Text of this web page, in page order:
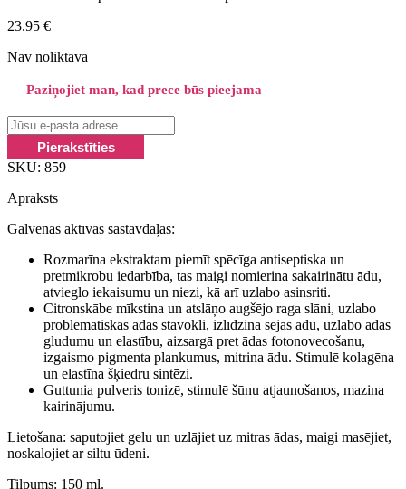
23.95 €
Nav noliktavā
Paziņojiet man, kad prece būs pieejama
SKU: 859
Apraksts
Galvenās aktīvās sastāvdaļas:
Rozmarīna ekstraktam piemīt spēcīga antiseptiska un
pretmikrobu iedarbība, tas maigi nomierina sakairinātu ādu,
atvieglo iekaisumu un niezi, kā arī uzlabo asinsriti.
Citronskābe mīkstina un atslāņo augšējo raga slāni, uzlabo
problemātiskās ādas stāvokli, izlīdzina sejas ādu, uzlabo ādas
gludumu un elastību, aizsargā pret ādas fotonovecošanu,
izgaismo pigmenta plankumus, mitrina ādu. Stimulē kolagēna
un elastīna šķiedru sintēzi.
Guttunia pulveris tonizē, stimulē šūnu atjaunošanos, mazina
kairinājumu.
Lietošana: saputojiet gelu un uzlājiet uz mitras ādas, maigi masējiet,
noskalojiet ar siltu ūdeni.
Tilpums: 150 ml.